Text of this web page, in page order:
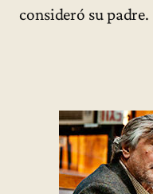
consideró su padre.